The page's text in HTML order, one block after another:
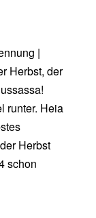
|
Herbst, der
runter. Heia
Herbst
schon